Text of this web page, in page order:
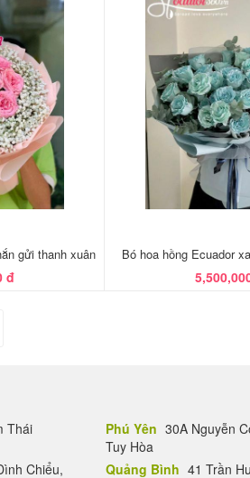
gửi thanh xuân
đ
Bó hoa hồng Ecuador
Thái
Chiểu,
Phú Yên 30A Nguyễn
Tuy Hòa
Quảng Bình 41 Trần